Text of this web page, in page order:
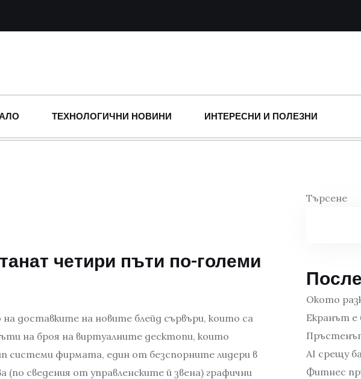
ТЕХНОЛОГИЧНИ НОВИНИ ИНТЕРЕСНИ И ПОЛЕЗНИ
четири пъти по-големи
доставките на новите блейд сървъри, които са
на броя на виртуалните десктопи, които
системи фирмата, един от безспорните лидери в
сведения от управленските й звена) графични
Търсене
Окото
Екранът е
AI срещу
Фитнес